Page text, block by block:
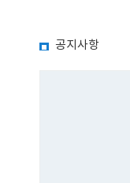
공지사항